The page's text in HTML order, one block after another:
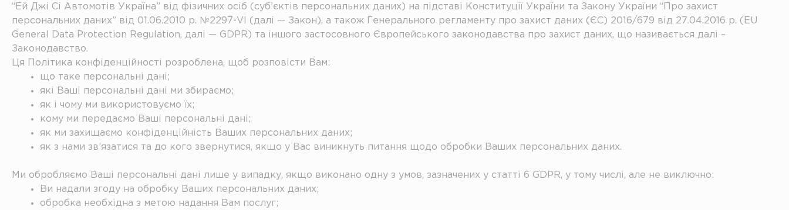
“Ей Джі Сі Автомотів Україна” від фізичних осіб (суб’єктів персональних даних) на підставі Конституції України та Закону України “Про захист
персональних даних” від 01.06.2010 р. №2297-VI (далі — Закон), а також Генерального регламенту про захист даних (ЄС) 2016/679 від 27.04.2016 р. (EU
General Data Protection Regulation, далі — GDPR) та іншого застосовного Європейського законодавства про захист даних, що називається далі –
Законодавство.
Ця Політика конфіденційності розроблена, щоб розповісти Вам:
що таке персональні дані;
які Ваші персональні дані ми збираємо;
як і чому ми використовуємо їх;
кому ми передаємо Ваші персональні дані;
як ми захищаємо конфіденційність Ваших персональних даних;
як з нами зв’язатися та до кого звернутися, якщо у Вас виникнуть питання щодо обробки Ваших персональних даних.
Ми обробляємо Ваші персональні дані лише у випадку, якщо виконано одну з умов, зазначених у статті 6 GDPR, у тому числі, але не виключно:
Ви надали згоду на обробку Ваших персональних даних;
обробка необхідна з метою надання Вам послуг;